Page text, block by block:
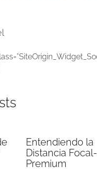
Entendiendo la
Distancia Focal-
Premium